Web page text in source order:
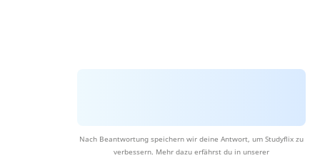
Nach Beantwortung speichern wir deine Antwort, um Studyflix zu
verbessern. Mehr dazu erfährst du in unserer